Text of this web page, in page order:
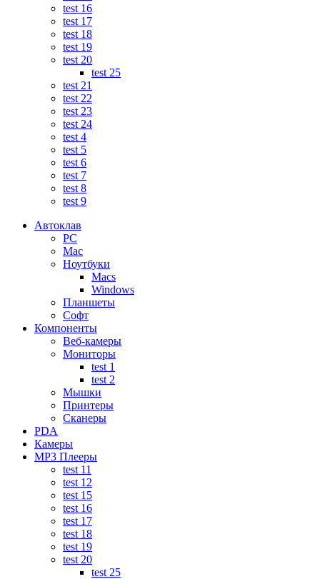
test 16
test 17
test 18
test 19
test 20
test 25
test 21
test 22
test 23
test 24
test 4
test 5
test 6
test 7
test 8
test 9
Автоклав
PC
Mac
Ноутбуки
Macs
Windows
Планшеты
Софт
Компоненты
Веб-камеры
Мониторы
test 1
test 2
Мышки
Принтеры
Сканеры
PDA
Камеры
MP3 Плееры
test 11
test 12
test 15
test 16
test 17
test 18
test 19
test 20
test 25